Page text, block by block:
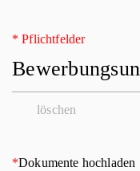
* Pflichtfelder
löschen
*Dokumente hochladen